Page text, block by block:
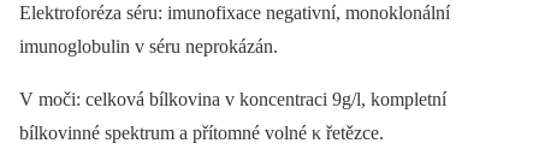
Elektroforéza séru: imunofixace negativní, monoklonální
imunoglobulin v séru neprokázán.
V moči: celková bílkovina v koncentraci 9g/l, kompletní
bílkovinné spektrum a přítomné volné κ řetězce.